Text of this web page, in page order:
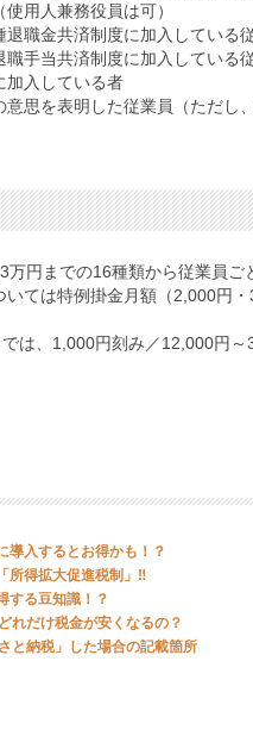
用人兼務役員は可）
職金共済制度に加入している
手当共済制度に加入している
入している者
思を表明した従業員（ただし
円までの16種類から従業員ご
いては特例掛金月額（2,000円
は、1,000円刻み／12,000円
導入するとお得かも！？
所得拡大促進税制」‼
する豆知識！？
れだけ税金が安くなるの？
と納税」した場合の記載箇所